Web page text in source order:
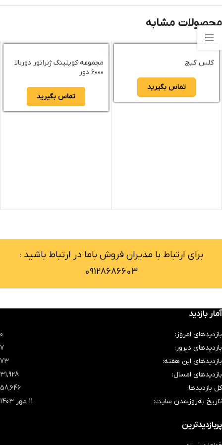
محصولات مشابه
گلس گیج
تماس بگیرید
مجموعه کوپلینگ ژنراتور دوربالا
۶۰۰۰ دور
تماس بگیرید
برای ارتباط با مدیران فروش باما در ارتباط باشید :
09128686603
آمار بازدید
بازدیدهای امروز:
0
بازدیدهای دیروز:
7
بازدیدهای این هفته:
73
بازدیدهای امسال:
31,928
کل بازدیدها:
58,646
تاریخ به‌روزشدن سایت:
11 مهر 1403
پربازدیدترین